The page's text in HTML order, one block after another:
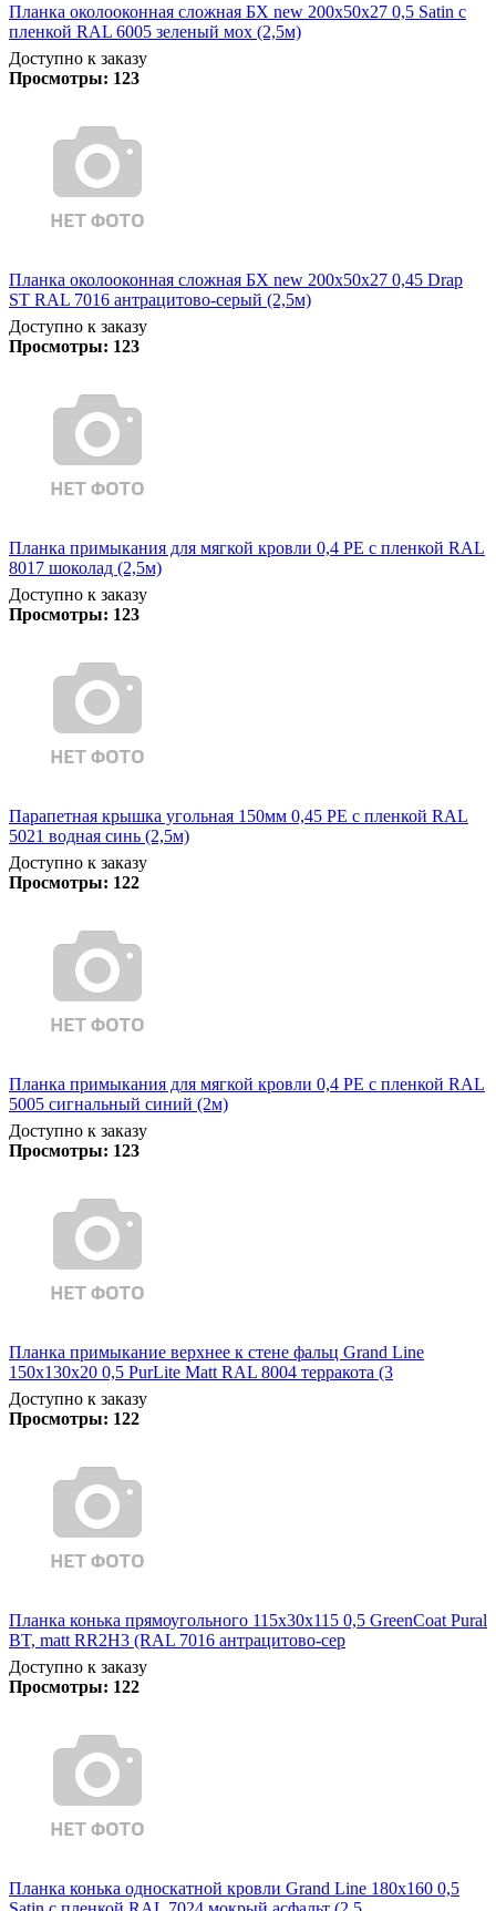
Планка околооконная сложная БХ new 200х50х27 0,5 Satin с
пленкой RAL 6005 зеленый мох (2,5м)
Доступно к заказу
Просмотры: 123
Планка околооконная сложная БХ new 200х50х27 0,45 Drap
ST RAL 7016 антрацитово-серый (2,5м)
Доступно к заказу
Просмотры: 123
Планка примыкания для мягкой кровли 0,4 PE с пленкой RAL
8017 шоколад (2,5м)
Доступно к заказу
Просмотры: 123
Парапетная крышка угольная 150мм 0,45 PE с пленкой RAL
5021 водная синь (2,5м)
Доступно к заказу
Просмотры: 122
Планка примыкания для мягкой кровли 0,4 PE с пленкой RAL
5005 сигнальный синий (2м)
Доступно к заказу
Просмотры: 123
Планка примыкание верхнее к стене фальц Grand Line
150х130х20 0,5 PurLite Matt RAL 8004 терракота (3
Доступно к заказу
Просмотры: 122
Планка конька прямоугольного 115х30х115 0,5 GreenCoat Pural
BT, matt RR2Н3 (RAL 7016 антрацитово-сер
Доступно к заказу
Просмотры: 122
Планка конька односкатной кровли Grand Line 180x160 0,5